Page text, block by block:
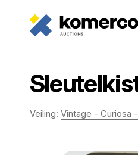
Veiling: Vintage - Curiosa